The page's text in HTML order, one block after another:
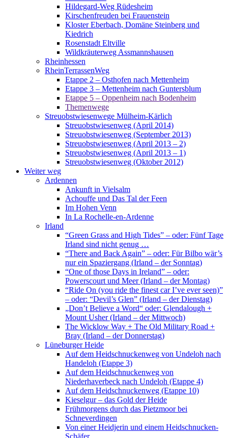
Hildegard-Weg Rüdesheim
Kirschenfreuden bei Frauenstein
Kloster Eberbach, Domäne Steinberg und
Kiedrich
Rosenstadt Eltville
Wildkräuterweg Assmannshausen
Rheinhessen
RheinTerrassenWeg
Etappe 2 – Osthofen nach Mettenheim
Etappe 3 – Mettenheim nach Guntersblum
Etappe 5 – Oppenheim nach Bodenheim
Themenwege
Streuobstwiesenwege Mülheim-Kärlich
Streuobstwiesenweg (April 2014)
Streuobstwiesenweg (September 2013)
Streuobstwiesenweg (April 2013 – 2)
Streuobstwiesenweg (April 2013 – 1)
Streuobstwiesenweg (Oktober 2012)
Weiter weg
Ardennen
Ankunft in Vielsalm
Achouffe und Das Tal der Feen
Im Hohen Venn
In La Rochelle-en-Ardenne
Irland
“Green Grass and High Tides” – oder: Fünf Tage
Irland sind nicht genug …
“There and Back Again” – oder: Für Bilbo wär’s
nur ein Spaziergang (Irland – der Sonntag)
“One of those Days in Ireland” – oder:
Powerscourt und Meer (Irland – der Montag)
“Ride On (you ride the finest car I’ve ever seen)”
– oder: “Devil’s Glen” (Irland – der Dienstag)
„Don’t Believe a Word“ oder: Glendalough +
Mount Usher (Irland – der Mittwoch)
The Wicklow Way + The Old Military Road +
Bray (Irland – der Donnerstag)
Lüneburger Heide
Auf dem Heidschnuckenweg von Undeloh nach
Handeloh (Etappe 3)
Auf dem Heidschnuckenweg von
Niederhaverbeck nach Undeloh (Etappe 4)
Auf dem Heidschnuckenweg (Etappe 10)
Kieselgur – das Gold der Heide
Frühmorgens durch das Pietzmoor bei
Schneverdingen
Von einer Heidjerin und einem Heidschnucken-
Schäfer